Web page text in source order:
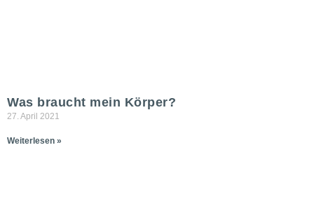
Was braucht mein Körper?
27. April 2021
Weiterlesen »